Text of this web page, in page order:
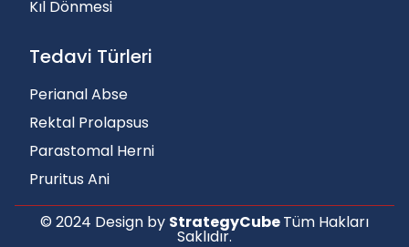
Kıl Dönmesi
Tedavi Türleri
Perianal Abse
Rektal Prolapsus
Parastomal Herni
Pruritus Ani
© 2024 Design by StrategyCubeTüm Hakları
Saklıdır.